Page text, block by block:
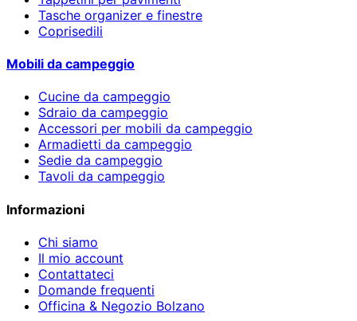
Tasche organizer e finestre
Coprisedili
Mobili da campeggio
Cucine da campeggio
Sdraio da campeggio
Accessori per mobili da campeggio
Armadietti da campeggio
Sedie da campeggio
Tavoli da campeggio
Informazioni
Chi siamo
Il mio account
Contattateci
Domande frequenti
Officina & Negozio Bolzano